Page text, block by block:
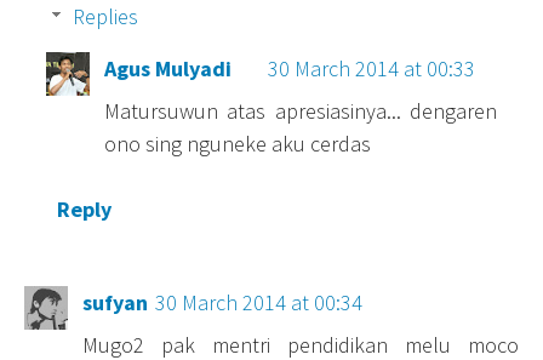
Replies
Agus Mulyadi
30 March 2014 at 00:33
Matursuwun atas apresiasinya... dengaren
ono sing nguneke aku cerdas
Reply
sufyan 30 March 2014 at 00:34
Mugo2 pak mentri pendidikan melu moco